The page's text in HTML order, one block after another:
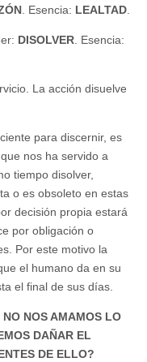
. Esencia: LEALTAD
DISOLVER . Esencia:
La acción disuelve
para discernir, es
nos ha servido a
tiempo disolver,
o es obsoleto en estas
decisión propia estará
por obligación o
Por este motivo la
el humano da en su
el final de sus días.
NOS AMAMOS LO
DAÑAR EL
DE ELLO?